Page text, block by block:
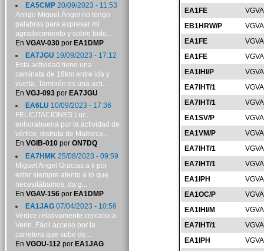
EA1FE
EB1HRW/P
EA1FE
EA1FE
EA1IHI/P
EA7IHT/1
EA7IHT/1
EA1SV/P
EA1VM/P
EA7IHT/1
EA7IHT/1
EA1IPH
EA1OC/P
EA1IHI/M
EA7IHT/1
EA1IPH
EA5CMP20/09/2023 - 11:53
Amigo Miguel Ángel no tengo
palabras para expresar mi
agradecimiento y sobre todo...
En VGAV-030por EA1DMP
EA7JGU 19/09/2023 - 17:12
Esta actividad tiene una
caminata de 18km entre ida y
vuelta. También es una acti...
En VGJ-093por EA7JGU
EA6LU 10/09/2023 - 17:36
FELICITACIONES Luc,
enhorabuena por la actividad de
vértice, disfruta de Mallorca...
En VGIB-010por ON7DQ
EA7HMK 25/08/2023 - 09:59
Miguel Angel Gracias a ti por
estar siempre atento a lo que
necesitábamos, da g...
En VGAV-156por EA1DMP
EA1JAG07/04/2023 - 10:56
Vertice relativamente cercano a
Verín. Fácil acceso por la
carretera que sube de...
En VGOU-112por EA1JAG